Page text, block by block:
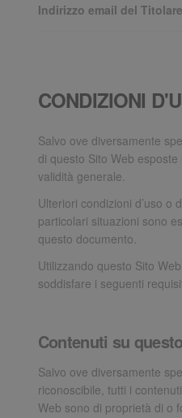
Indirizzo email del
CONDIZIONI
Salvo ove diversamente
di questo Sito Web
validità generale.
Ulteriori condizioni d’uso o
particolari situazioni sono
questo documento.
Utilizzando questo Sito
soddisfare i seguenti
Contenuti su
Salvo ove diversamente
riconoscibile, tutti i
Web sono di proprietà di o